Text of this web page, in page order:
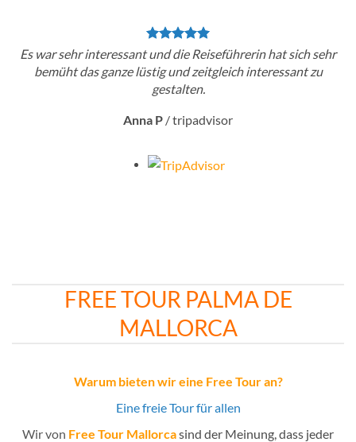
Es war sehr interessant und die Reiseführerin hat sich sehr
bemüht das ganze lüstig und zeitgleich interessant zu
gestalten.
Anna P /tripadvisor
FREE TOUR PALMA DE
MALLORCA
Warum bieten wir eine Free Tour an?
Eine freie Tour für allen
Wir von Free Tour Mallorcasind der Meinung, dass jeder